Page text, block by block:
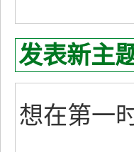
发表新主
想在第一